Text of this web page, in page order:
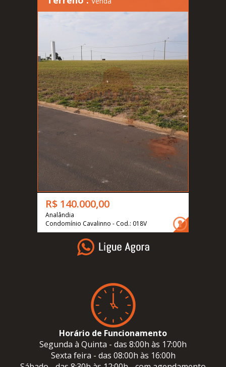
R$ 140.000,00
Analândia
Condomínio Cavalinno - Cod.: 018V
Horário de Funcionamento
Segunda à Quinta - das 8:00h às 17:00h
Sexta feira - das 08:00h às 16:00h